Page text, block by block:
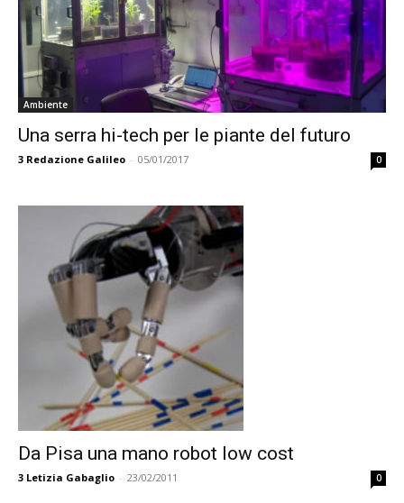
Ambiente
Una serra hi-tech per le piante del futuro
3 Redazione Galileo - 05/01/2017 0
Da Pisa una mano robot low cost
3 Letizia Gabaglio - 23/02/2011 0